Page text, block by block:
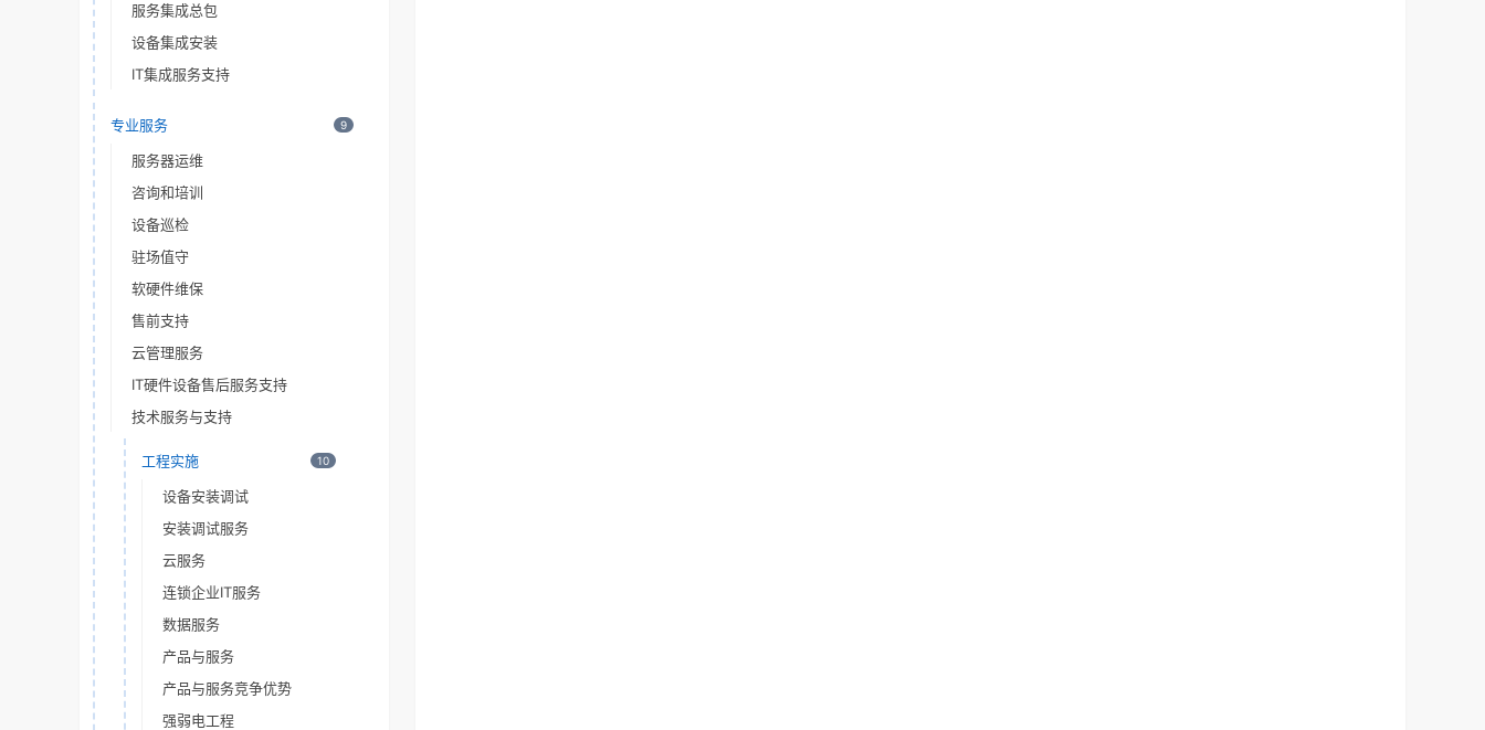
服务集成总包
设备集成安装
IT集成服务支持
专业服务 9
服务器运维
咨询和培训
设备巡检
驻场值守
软硬件维保
售前支持
云管理服务
IT硬件设备售后服务支持
技术服务与支持
工程实施 10
设备安装调试
安装调试服务
云服务
连锁企业IT服务
数据服务
产品与服务
产品与服务竞争优势
强弱电工程